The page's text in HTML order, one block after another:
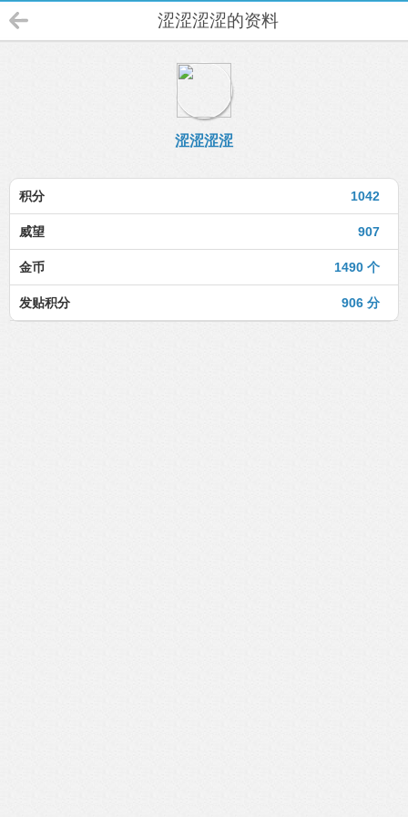
涩涩涩涩的资料
涩涩涩涩
1042
积分
907
威望
1490 个
金币
906 分
发贴积分